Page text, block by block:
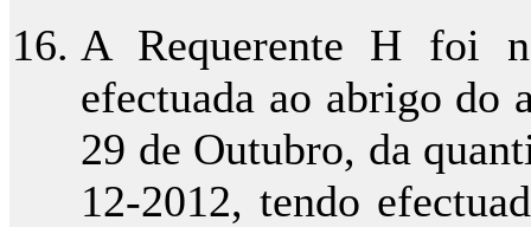
A Requerente H foi
efectuada ao abrigo do
29 de Outubro, da
12-2012, tendo